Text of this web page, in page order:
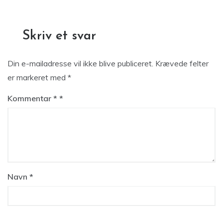
Skriv et svar
Din e-mailadresse vil ikke blive publiceret. Krævede felter
er markeret med *
Kommentar *
Navn *